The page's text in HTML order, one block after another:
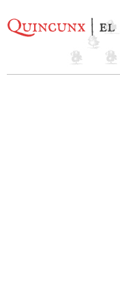
Quincunx | el